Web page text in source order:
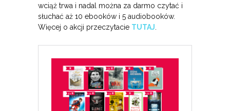
wciąż trwa i nadal można za darmo czytać i
słuchać aż 10 ebooków i 5 audiobooków.
Więcej o akcji przeczytacie TUTAJ